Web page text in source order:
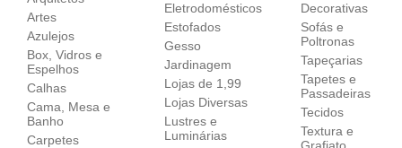
Artes
Azulejos
Box, Vidros e
Espelhos
Calhas
Cama, Mesa e
Banho
Carpetes
Eletrodomésticos
Estofados
Gesso
Jardinagem
Lojas de 1,99
Lojas Diversas
Lustres e
Luminárias
Decorativas
Sofás e
Poltronas
Tapeçarias
Tapetes e
Passadeiras
Tecidos
Textura e
Grafiato